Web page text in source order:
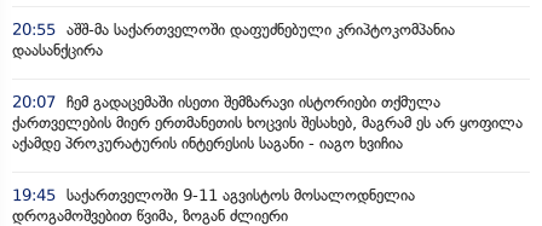
20:55 აშშ-მა საქართველოში დაფუძნებული კრიპტოკომპანია
დაასანქცირა
20:07 ჩემ გადაცემაში ისეთი შემზარავი ისტორიები თქმულა
ქართველების მიერ ერთმანეთის ხოცვის შესახებ, მაგრამ ეს არ ყოფილა
აქამდე პროკურატურის ინტერესის საგანი - იაგო ხვიჩია
19:45 საქართველოში 9-11 აგვისტოს მოსალოდნელია
დროგამოშვებით წვიმა, ზოგან ძლიერი